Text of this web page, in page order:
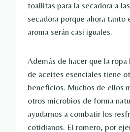
toallitas para la secadora a
secadora porque ahora tanto
aroma serán casi iguales.
Además de hacer que la
de aceites esenciales tiene
beneficios. Muchos de ellos
otros microbios de forma
ayudarnos a combatir los
cotidianos. El romero, por